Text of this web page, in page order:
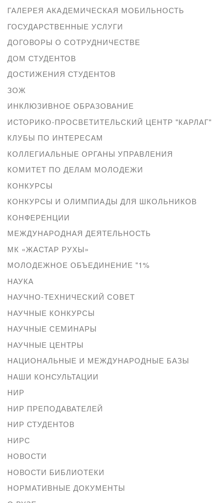
ГАЛЕРЕЯ АКАДЕМИЧЕСКАЯ МОБИЛЬНОСТЬ
ГОСУДАРСТВЕННЫЕ УСЛУГИ
ДОГОВОРЫ О СОТРУДНИЧЕСТВЕ
ДОМ СТУДЕНТОВ
ДОСТИЖЕНИЯ СТУДЕНТОВ
ЗОЖ
ИНКЛЮЗИВНОЕ ОБРАЗОВАНИЕ
ИСТОРИКО-ПРОСВЕТИТЕЛЬСКИЙ ЦЕНТР "КАРЛАГ"
КЛУБЫ ПО ИНТЕРЕСАМ
КОЛЛЕГИАЛЬНЫЕ ОРГАНЫ УПРАВЛЕНИЯ
КОМИТЕТ ПО ДЕЛАМ МОЛОДЕЖИ
КОНКУРСЫ
КОНКУРСЫ И ОЛИМПИАДЫ ДЛЯ ШКОЛЬНИКОВ
КОНФЕРЕНЦИИ
МЕЖДУНАРОДНАЯ ДЕЯТЕЛЬНОСТЬ
МК «ЖАСТАР РУХЫ»
МОЛОДЕЖНОЕ ОБЪЕДИНЕНИЕ "1%
НАУКА
НАУЧНО-ТЕХНИЧЕСКИЙ СОВЕТ
НАУЧНЫЕ КОНКУРСЫ
НАУЧНЫЕ СЕМИНАРЫ
НАУЧНЫЕ ЦЕНТРЫ
НАЦИОНАЛЬНЫЕ И МЕЖДУНАРОДНЫЕ БАЗЫ
НАШИ КОНСУЛЬТАЦИИ
НИР
НИР ПРЕПОДАВАТЕЛЕЙ
НИР СТУДЕНТОВ
НИРС
НОВОСТИ
НОВОСТИ БИБЛИОТЕКИ
НОРМАТИВНЫЕ ДОКУМЕНТЫ